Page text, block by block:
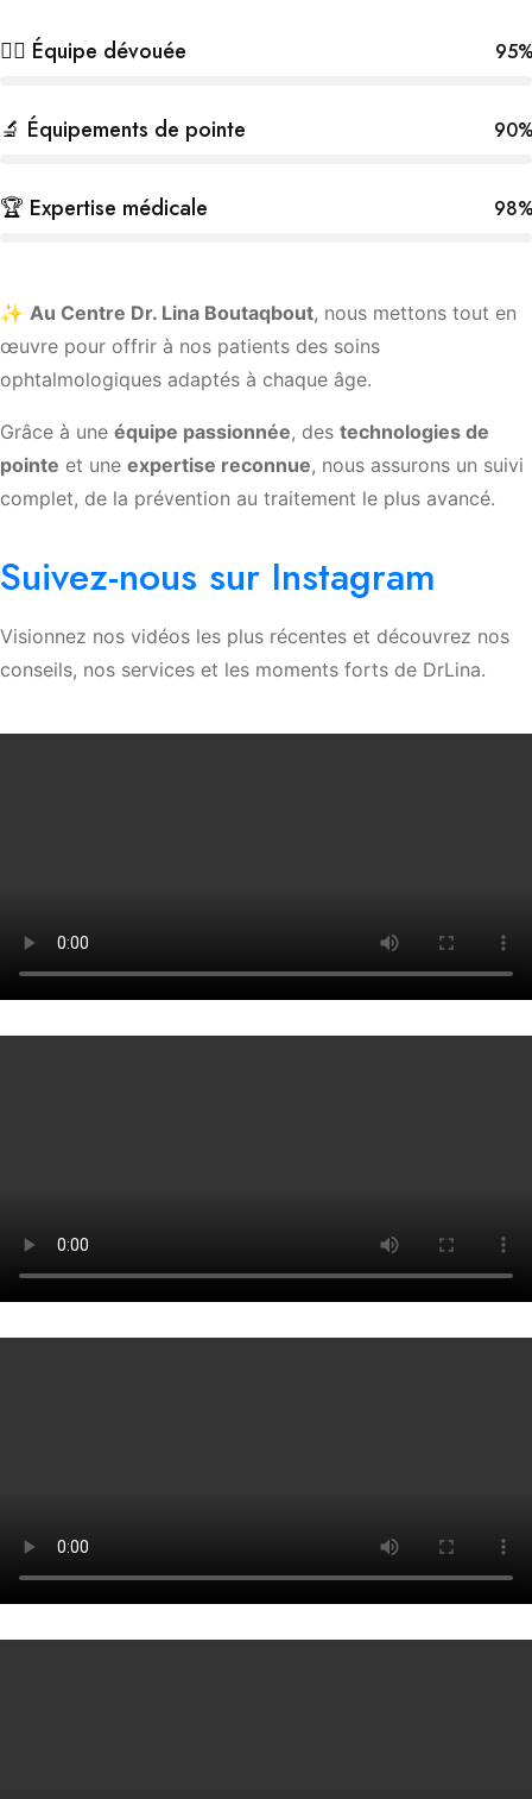
👩‍⚕️ Équipe dévouée
🔬 Équipements de pointe
🏆 Expertise médicale
✨ Au Centre Dr. Lina Boutaqbout, nous mettons tout en
œuvre pour offrir à nos patients des soins
ophtalmologiques adaptés à chaque âge.
Grâce à une équipe passionnée, des technologies de
pointe et une expertise reconnue, nous assurons un suivi
complet, de la prévention au traitement le plus avancé.
Suivez-nous sur Instagram
Visionnez nos vidéos les plus récentes et découvrez nos
conseils, nos services et les moments forts de DrLina.